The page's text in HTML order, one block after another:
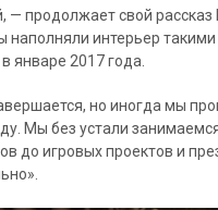
— продолжает свой
интерьер
январе 2017 года.
но иногда мы
Мы без устали
до игровых проектов и